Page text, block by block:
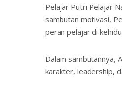
Pelajar Putri Pelajar
sambutan motivasi,
peran pelajar di
Dalam sambutannya,
karakter, leadership,